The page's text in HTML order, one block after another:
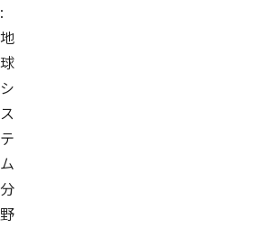
:
地
球
シ
ス
テ
ム
分
野